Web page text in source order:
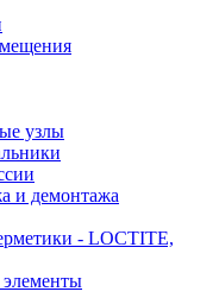
узлы
и демонтажа
- LOCTITE,